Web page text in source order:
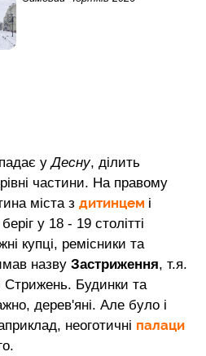
уДесну, ділить
частини. На правому
міста з дитинцем і
у 18 - 19 столітті
купці, ремісники та
назву Застриження, т.я.
Стрижень. Будинки та
дерев'яні. Але було і
неоготичні палаци